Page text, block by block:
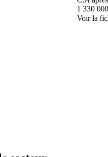
1 330
Voir la